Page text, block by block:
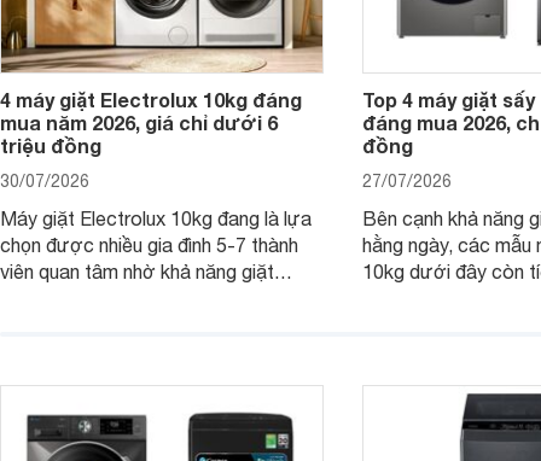
4 máy giặt Electrolux 10kg đáng
mua năm 2026, giá chỉ dưới 6
triệu đồng
30/07/2026
Máy giặt Electrolux 10kg đang là lựa
chọn được nhiều gia đình 5-7 thành
viên quan tâm nhờ khả năng giặt
Top 4 máy giặt
đáng mua 2026,
đồng
27/07/2026
Bên cạnh khả năng
hằng ngày, các mẫu
10kg dưới đây còn